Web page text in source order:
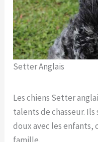
Setter Anglais
Les chiens Setter
talents de chasseur.
doux avec les enfants,
famille.